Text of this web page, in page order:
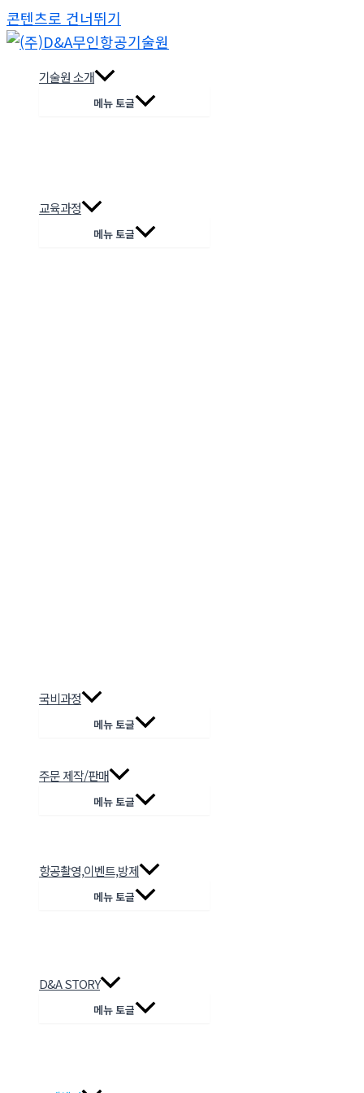
콘텐츠로 건너뛰기
기술원 소개
메뉴 토글
교육과정
메뉴 토글
국비과정
메뉴 토글
주문 제작/판매
메뉴 토글
항공촬영,이벤트,방제
메뉴 토글
D&A STORY
메뉴 토글